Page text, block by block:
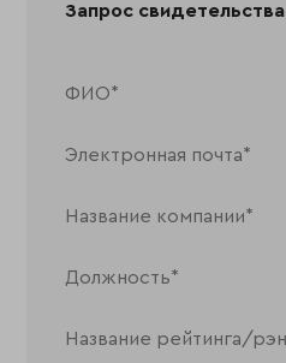
Запрос свидетельства